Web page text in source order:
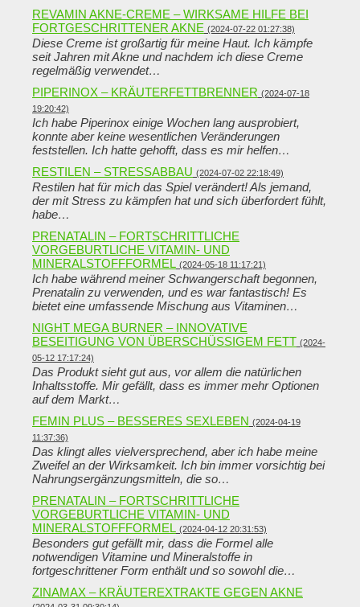
REVAMIN AKNE-CREME – WIRKSAME HILFE BEI
FORTGESCHRITTENER AKNE (2024-07-22 01:27:38)
Diese Creme ist großartig für meine Haut. Ich kämpfe
seit Jahren mit Akne und nachdem ich diese Creme
regelmäßig verwendet…
PIPERINOX – KRÄUTERFETTBRENNER (2024-07-18
19:20:42)
Ich habe Piperinox einige Wochen lang ausprobiert,
konnte aber keine wesentlichen Veränderungen
feststellen. Ich hatte gehofft, dass es mir helfen…
RESTILEN – STRESSABBAU (2024-07-02 22:18:49)
Restilen hat für mich das Spiel verändert! Als jemand,
der mit Stress zu kämpfen hat und sich überfordert fühlt,
habe…
PRENATALIN – FORTSCHRITTLICHE
VORGEBURTLICHE VITAMIN- UND
MINERALSTOFFFORMEL (2024-05-18 11:17:21)
Ich habe während meiner Schwangerschaft begonnen,
Prenatalin zu verwenden, und es war fantastisch! Es
bietet eine umfassende Mischung aus Vitaminen…
NIGHT MEGA BURNER – INNOVATIVE
BESEITIGUNG VON ÜBERSCHÜSSIGEM FETT (2024-
05-12 17:17:24)
Das Produkt sieht gut aus, vor allem die natürlichen
Inhaltsstoffe. Mir gefällt, dass es immer mehr Optionen
auf dem Markt…
FEMIN PLUS – BESSERES SEXLEBEN (2024-04-19
11:37:36)
Das klingt alles vielversprechend, aber ich habe meine
Zweifel an der Wirksamkeit. Ich bin immer vorsichtig bei
Nahrungsergänzungsmitteln, die so…
PRENATALIN – FORTSCHRITTLICHE
VORGEBURTLICHE VITAMIN- UND
MINERALSTOFFFORMEL (2024-04-12 20:31:53)
Besonders gut gefällt mir, dass die Formel alle
notwendigen Vitamine und Mineralstoffe in
fortgeschrittener Form enthält und so sowohl die…
ZINAMAX – KRÄUTEREXTRAKTE GEGEN AKNE